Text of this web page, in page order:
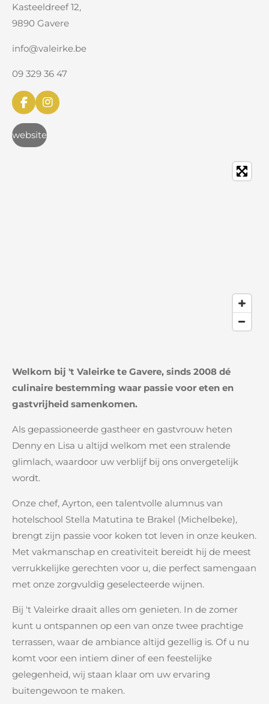
Kasteeldreef 12,
9890 Gavere
info@valeirke.be
09 329 36 47
F
a
e
b
I
n
t
website
Welkom bij 't Valeirke te Gavere, sinds 2008 dé
culinaire bestemming waar passie voor eten en
gastvrijheid samenkomen.
Als gepassioneerde gastheer en gastvrouw heten
Denny en Lisa u altijd welkom met een stralende
glimlach, waardoor uw verblijf bij ons onvergetelijk
wordt.
Onze chef, Ayrton, een talentvolle alumnus van
hotelschool Stella Matutina te Brakel (Michelbeke),
brengt zijn passie voor koken tot leven in onze keuken.
Met vakmanschap en creativiteit bereidt hij de meest
verrukkelijke gerechten voor u, die perfect samengaan
met onze zorgvuldig geselecteerde wijnen.
Bij 't Valeirke draait alles om genieten. In de zomer
kunt u ontspannen op een van onze twee prachtige
terrassen, waar de ambiance altijd gezellig is. Of u nu
komt voor een intiem diner of een feestelijke
gelegenheid, wij staan klaar om uw ervaring
buitengewoon te maken.